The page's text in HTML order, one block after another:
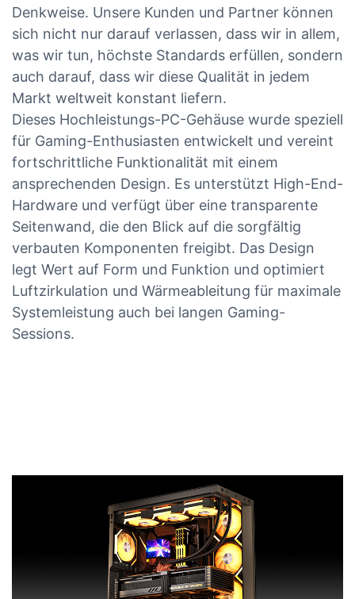
Denkweise. Unsere Kunden und Partner können
sich nicht nur darauf verlassen, dass wir in allem,
was wir tun, höchste Standards erfüllen, sondern
auch darauf, dass wir diese Qualität in jedem
Markt weltweit konstant liefern.
Dieses Hochleistungs-PC-Gehäuse wurde speziell
für Gaming-Enthusiasten entwickelt und vereint
fortschrittliche Funktionalität mit einem
ansprechenden Design. Es unterstützt High-End-
Hardware und verfügt über eine transparente
Seitenwand, die den Blick auf die sorgfältig
verbauten Komponenten freigibt. Das Design
legt Wert auf Form und Funktion und optimiert
Luftzirkulation und Wärmeableitung für maximale
Systemleistung auch bei langen Gaming-
Sessions.